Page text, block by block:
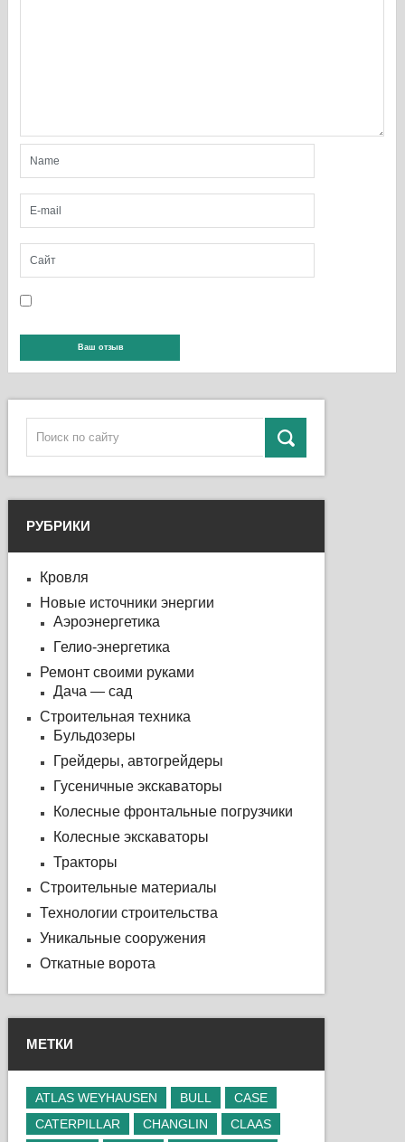
РУБРИКИ
Кровля
Новые источники энергии
Аэроэнергетика
Гелио-энергетика
Ремонт своими руками
Дача — сад
Строительная техника
Бульдозеры
Грейдеры, автогрейдеры
Гусеничные экскаваторы
Колесные фронтальные погрузчики
Колесные экскаваторы
Тракторы
Строительные материалы
Технологии строительства
Уникальные сооружения
Откатные ворота
МЕТКИ
ATLAS WEYHAUSEN BULL
CASE
CATERPILLAR
CHANGLIN
CLAAS